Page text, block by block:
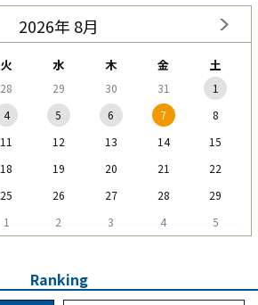
2026年 8月
火 水 木 金 土
28 29 30 31
1
4 5 6 7
8
11 12 13 14
15
18 19 20 21
22
25 26 27 28
29
1 2 3 4 5
Ranking